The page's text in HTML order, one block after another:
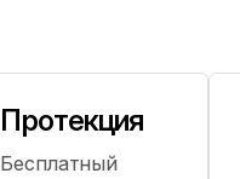
Протекция
Бесплатный